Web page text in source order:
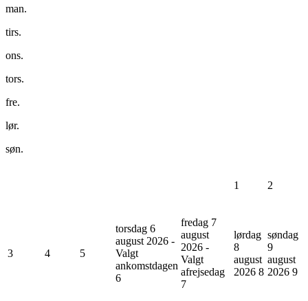
man.
tirs.
ons.
tors.
fre.
lør.
søn.
1 2
3 4 5
torsdag 6
august 2026 -
Valgt
ankomstdagen
6
fredag 7
august
2026 -
Valgt
afrejsedag
7
lørdag
8
august
2026 8
søndag
9
august
2026 9